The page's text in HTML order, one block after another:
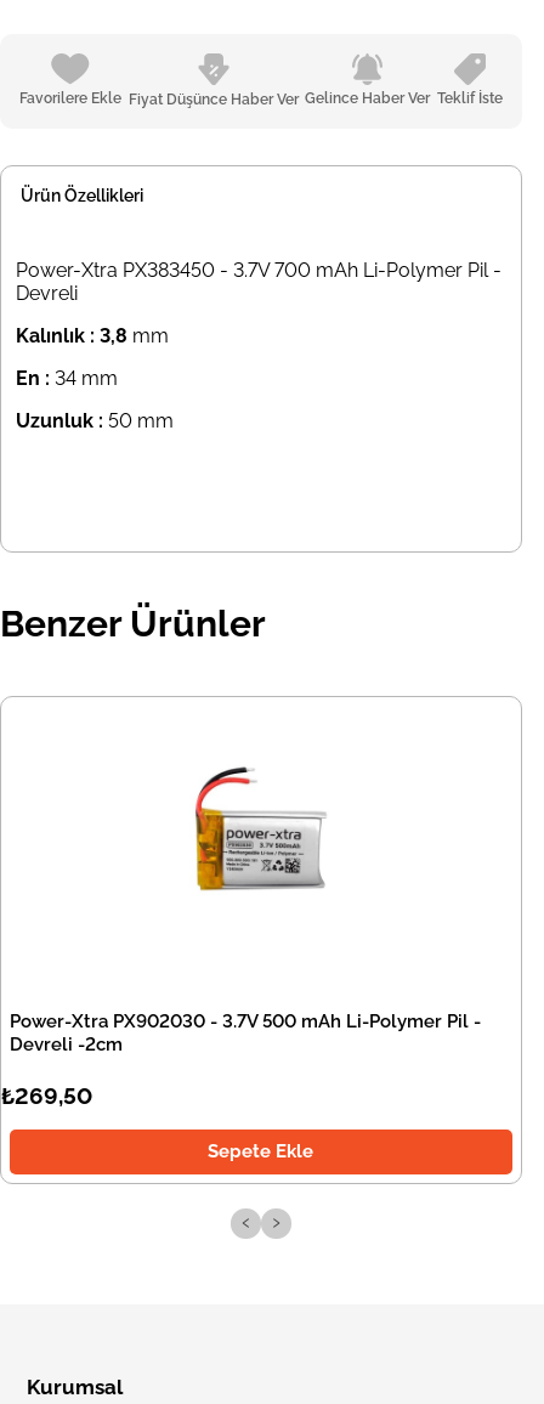
Favorilere Ekle Fiyat Düşünce Haber Ver Gelince Haber Ver Teklif İste
Ürün Özellikleri
Power-Xtra PX383450 - 3.7V 700 mAh Li-Polymer Pil -
Devreli
Kalınlık : 3,8 mm
En : 34 mm
Uzunluk : 50 mm
Benzer Ürünler
Power-Xtra PX902030 - 3.7V 500 mAh Li-Polymer Pil -
Devreli -2cm
₺269,50
Sepete Ekle
‹ ›
Kurumsal